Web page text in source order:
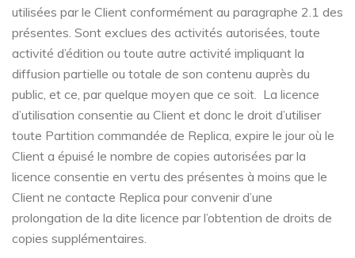
utilisées par le Client conformément au paragraphe 2.1 des
présentes. Sont exclues des activités autorisées, toute
activité d’édition ou toute autre activité impliquant la
diffusion partielle ou totale de son contenu auprès du
public, et ce, par quelque moyen que ce soit. La licence
d’utilisation consentie au Client et donc le droit d’utiliser
toute Partition commandée de Replica, expire le jour où le
Client a épuisé le nombre de copies autorisées par la
licence consentie en vertu des présentes à moins que le
Client ne contacte Replica pour convenir d’une
prolongation de la dite licence par l’obtention de droits de
copies supplémentaires.